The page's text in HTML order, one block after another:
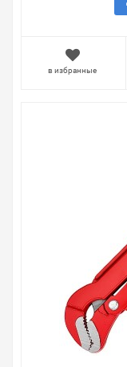
Правила,
товар на то,
возвращаем
Также можно
продаем, узнать
получить
особенностях
Мы всегда рады
подробно о
Свяжитесь с
наиболее
в избранные